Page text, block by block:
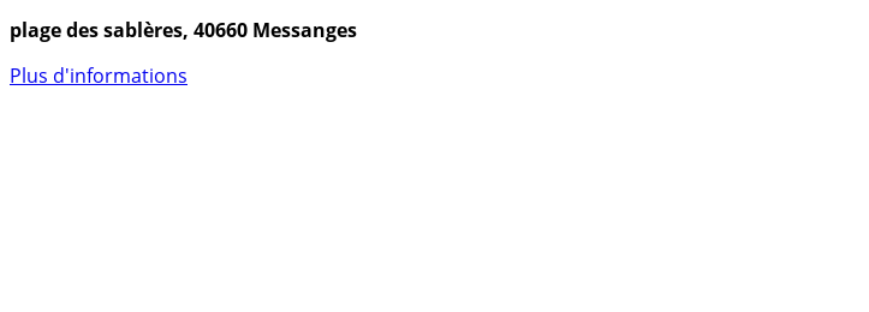
plage des sablères, 40660 Messanges
Plus d'informations